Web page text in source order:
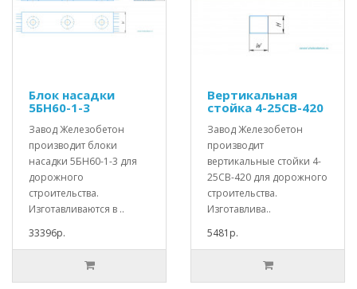
Блок насадки
5БН60-1-3
Завод Железобетон
производит блоки
насадки 5БН60-1-3 для
дорожного
строительства.
Изготавливаются в ..
33396р.
Вертикальная
стойка 4-25СВ-420
Завод Железобетон
производит
вертикальные стойки 4-
25СВ-420 для дорожного
строительства.
Изготавлива..
5481р.